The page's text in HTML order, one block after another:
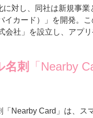
JFPI印刷用語集 印
に対し、同社は新規事
イカード）」を開発。
会社」を設立し、アプ
名刺 「Nearby
「Nearby Card」は、ス